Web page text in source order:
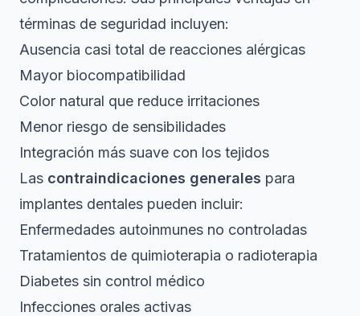
términas de seguridad incluyen:
Ausencia casi total de reacciones alérgicas
Mayor biocompatibilidad
Color natural que reduce irritaciones
Menor riesgo de sensibilidades
Integración más suave con los tejidos
Las contraindicaciones generales para
implantes dentales pueden incluir:
Enfermedades autoinmunes no controladas
Tratamientos de quimioterapia o radioterapia
Diabetes sin control médico
Infecciones orales activas